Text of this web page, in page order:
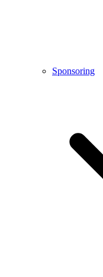
Sponsoring